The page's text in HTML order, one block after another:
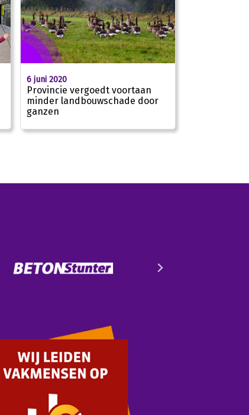
6 juni 2020
Provincie vergoedt voortaan
minder landbouwschade door
ganzen